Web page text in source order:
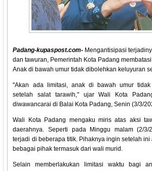
Padang-kupaspost.com- Mengantisipasi
dan tawuran, Pemerintah Kota Padang
Anak di bawah umur tidak dibolehkan keluyuran
"Akan ada limitasi, anak di bawah umur
setelah salat tarawih," ujar Wali Kota
diwawancarai di Balai Kota Padang, Senin (3/3/
Wali Kota Padang mengaku miris atas aksi
daerahnya. Seperti pada Minggu malam (2/
terjadi di beberapa titik. Pihaknya ingin setelah
bebagai pihak termasuk dari wali murid.
Selain memberlakukan limitasi waktu bagi